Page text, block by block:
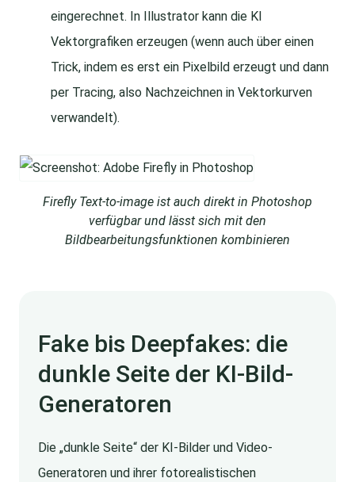
eingerechnet. In Illustrator kann die KI
Vektorgrafiken erzeugen (wenn auch über einen
Trick, indem es erst ein Pixelbild erzeugt und dann
per Tracing, also Nachzeichnen in Vektorkurven
verwandelt).
Firefly Text-to-image ist auch direkt in Photoshop
verfügbar und lässt sich mit den
Bildbearbeitungsfunktionen kombinieren
Fake bis Deepfakes: die
dunkle Seite der KI-Bild-
Generatoren
Die „dunkle Seite“ der KI-Bilder und Video-
Generatoren und ihrer fotorealistischen